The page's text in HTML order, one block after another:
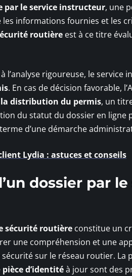
par le service instructeur, une
informations fournies et les
routière est à ce titre
l’analyse rigoureuse, le service
. En cas de décision favorable,
distribution du permis, un
du statut du dossier en ligne
d’une démarche
Lydia : astuces et conseils
dossier par
sécurité routière constitue un
une compréhension et une
sur le réseau routier. La
pièce d’identitéà jour sont des